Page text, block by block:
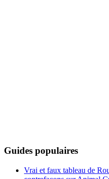
Guides populaires
Vrai et faux tableau de